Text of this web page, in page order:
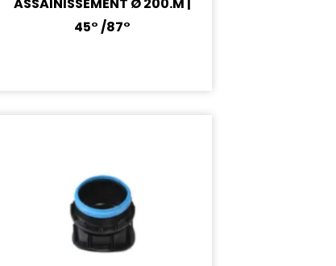
ASSAINISSEMENT Ø 200.M |
45° /87°